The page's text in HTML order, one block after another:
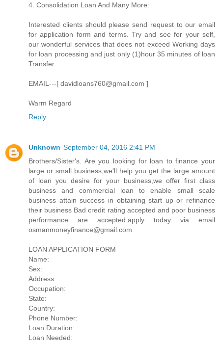
4. Consolidation Loan And Many More:
Interested clients should please send request to our email
for application form and terms. Try and see for your self,
our wonderful services that does not exceed Working days
for loan processing and just only (1)hour 35 minutes of loan
Transfer.
EMAIL---[ davidloans760@gmail.com ]
Warm Regard
Reply
Unknown September 04, 2016 2:41 PM
Brothers/Sister's. Are you looking for loan to finance your
large or small business,we'll help you get the large amount
of loan you desire for your business,we offer first class
business and commercial loan to enable small scale
business attain success in obtaining start up or refinance
their business Bad credit rating accepted and poor business
performance are accepted.apply today via email
osmanmoneyfinance@gmail.com
LOAN APPLICATION FORM
Name:
Sex:
Address:
Occupation:
State:
Country:
Phone Number:
Loan Duration:
Loan Needed: